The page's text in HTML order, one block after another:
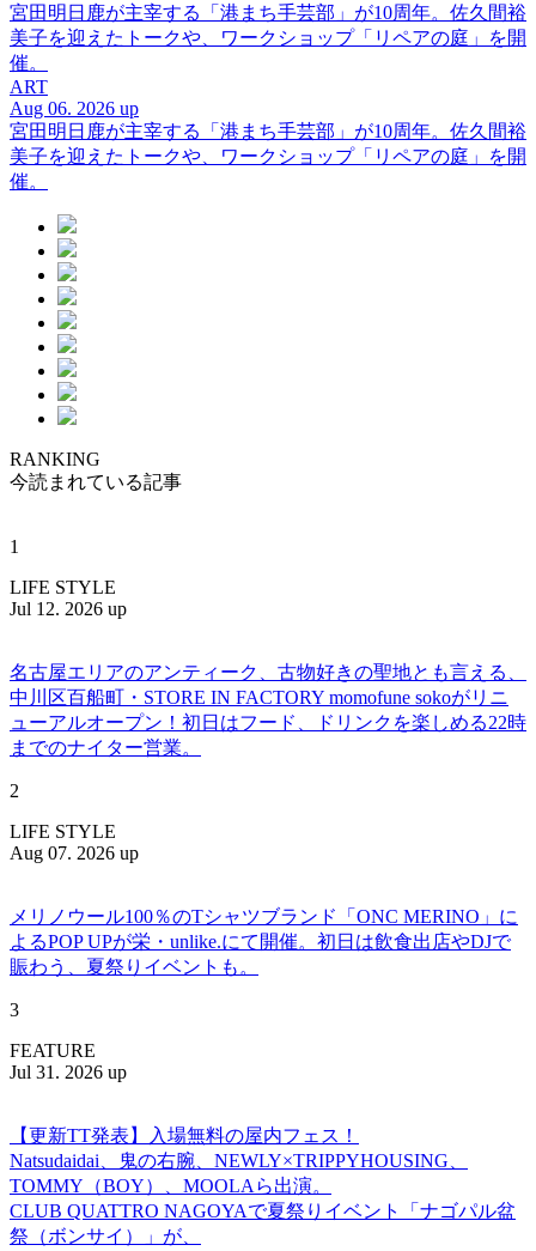
宮田明日鹿が主宰する「港まち手芸部」が10周年。佐久間裕
美子を迎えたトークや、ワークショップ「リペアの庭」を開
催。
ART
Aug 06. 2026 up
宮田明日鹿が主宰する「港まち手芸部」が10周年。佐久間裕
美子を迎えたトークや、ワークショップ「リペアの庭」を開
催。
RANKING
今読まれている記事
1
LIFE STYLE
Jul 12. 2026 up
名古屋エリアのアンティーク、古物好きの聖地とも言える、
中川区百船町・STORE IN FACTORY momofune sokoがリニ
ューアルオープン！初日はフード、ドリンクを楽しめる22時
までのナイター営業。
2
LIFE STYLE
Aug 07. 2026 up
メリノウール100％のTシャツブランド「ONC MERINO」に
よるPOP UPが栄・unlike.にて開催。初日は飲食出店やDJで
賑わう、夏祭りイベントも。
3
FEATURE
Jul 31. 2026 up
【更新TT発表】入場無料の屋内フェス！
Natsudaidai、鬼の右腕、NEWLY×TRIPPYHOUSING、
TOMMY（BOY）、MOOLAら出演。
CLUB QUATTRO NAGOYAで夏祭りイベント「ナゴパル盆
祭（ボンサイ）」が、